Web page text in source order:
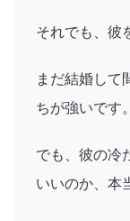
それでも、彼
まだ結婚して
ちが強いです。
でも、彼の冷
いいのか、本